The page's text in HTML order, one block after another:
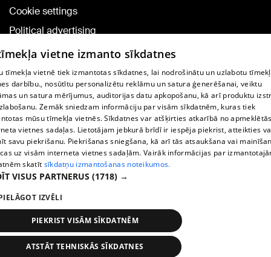
Cookie settings
Political advertising
Cookie policy
Commenting terms
TV program
Contract rules
360 Ziņu kontakti
Helio Media
Vortal assistance service: e-mail -
All rights reserved.
vietne izmanto sīkdatnes
tīmekļa vietnē tiek izmantotas sīkdatnes, lai nodrošinātu un uzlabotu
darbību., nosūtītu personalizētu reklāmu un satura ģenerēšanai, veiktu
un satura mērījumus, auditorijas datu apkopošanu, kā arī produktu
Zemāk sniedzam informāciju par visām sīkdatnēm, kuras tiek
mūsu tīmekļa vietnēs. Sīkdatnes var atšķirties atkarībā no
vietnes sadaļas. Lietotājam jebkurā brīdī ir iespēja piekrist, atteikties
savu piekrišanu. Piekrišanas sniegšana, kā arī tās atsaukšana vai
uz visām interneta vietnes sadaļām. Vairāk informācijas par
skatīt sīkdatņu izmantošanas noteikumos.
VISUS PARTNERUS (1718) →
IZVĒLI
PIEKRIST VISĀM SĪKDATNĒM
ATSTĀT TEHNISKĀS SĪKDATNES